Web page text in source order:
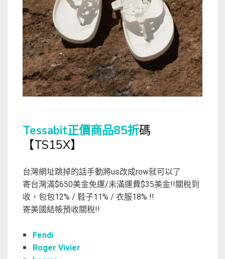
Tessabit正價商品85折碼
【TS15X】
台灣網址跳掉的話手動將us改成row就可以了
寄台灣滿$650美金免運/未滿運費$35美金!!關稅到
收，包包12% / 鞋子11% / 衣服18% !!
寄美國結帳預收關稅!!
￭ Fendi
￭ Roger Vivier